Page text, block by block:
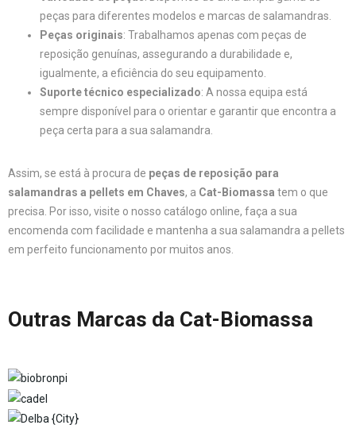
peças para diferentes modelos e marcas de salamandras.
Peças originais: Trabalhamos apenas com peças de
reposição genuínas, assegurando a durabilidade e,
igualmente, a eficiência do seu equipamento.
Suporte técnico especializado: A nossa equipa está
sempre disponível para o orientar e garantir que encontra a
peça certa para a sua salamandra.
Assim, se está à procura de peças de reposição para
salamandras a pellets em Chaves, a Cat-Biomassa tem o que
precisa. Por isso, visite o nosso catálogo online, faça a sua
encomenda com facilidade e mantenha a sua salamandra a pellets
em perfeito funcionamento por muitos anos.
Outras Marcas da Cat-Biomassa